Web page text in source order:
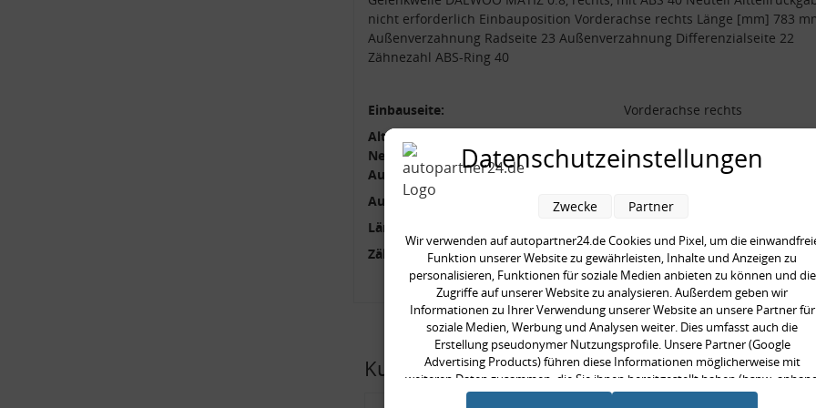
nicht erforderlich Einbauposition Vorderachse rechts Länge [mm] 783
Außenverzahnung Radseite 23 Außenverzahnung Differenzialseite 22
Zähnezahl ABS-Ring 40
Einbauseite:
Vorderachse rechts
Altteilrückgabe nicht erforderlich:
Neuteil:
Außenverzahnung Differenzialseite:
Außenverzahnung Radseite:
23
Länge [mm]:
Zähnezahl ABS-Ring:
40
Kunden kauften auch
Datenschutzeinstellungen
Wir verwenden auf autopartner24.de Cookies und Pixel, um die
Funktion unserer Website zu gewährleisten, Inhalte und Anzeigen zu
personalisieren, Funktionen für soziale Medien anbieten zu können und die
Zugriffe auf unserer Website zu analysieren. Außerdem geben wir
Informationen zu Ihrer Verwendung unserer Website an unsere Partner für
soziale Medien, Werbung und Analysen weiter. Dies umfasst auch die
Erstellung pseudonymer Nutzungsprofile. Unsere Partner (Google
Advertising Products) führen diese Informationen möglicherweise mit
weiteren Daten zusammen, die Sie ihnen bereitgestellt haben (bspw.
eines persönlichen Accounts) oder welche sie im Rahmen Ihrer Nutzung der
Zwecke Partner